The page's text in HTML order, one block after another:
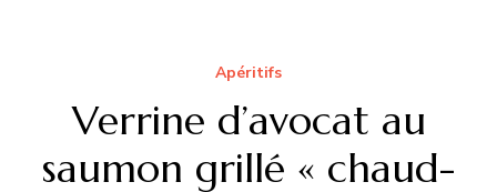
Apéritifs
Verrine d’avocat au
saumon grillé « chaud-